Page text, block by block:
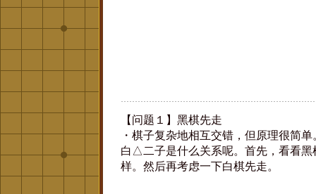
【问题１】黑棋先走
・棋子复杂地相互交错，但原理很简
白△二子是什么关系呢。首先，看看黑
样。然后再考虑一下白棋先走。